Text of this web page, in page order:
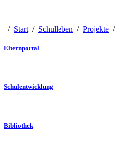
/ Start / Schulleben / Projekte /
Elternportal
Schulentwicklung
Bibliothek